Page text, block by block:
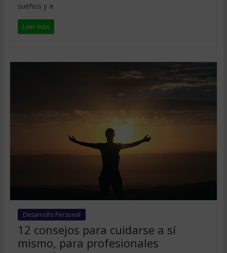
sueños y a
Leer más
Desarrollo Personal
12 consejos para cuidarse a sí
mismo, para profesionales